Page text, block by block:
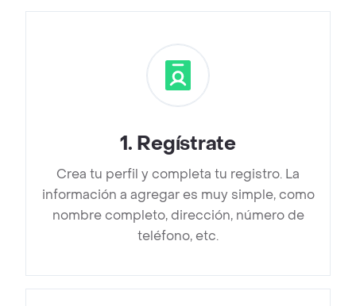
1. Regístrate
Crea tu perfil y completa tu registro. La
información a agregar es muy simple, como
nombre completo, dirección, número de
teléfono, etc.